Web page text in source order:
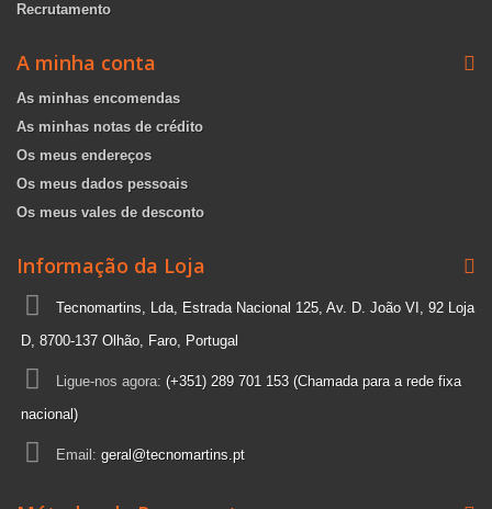
Recrutamento
A minha conta
As minhas encomendas
As minhas notas de crédito
Os meus endereços
Os meus dados pessoais
Os meus vales de desconto
Informação da Loja
Tecnomartins, Lda, Estrada Nacional 125, Av. D. João VI, 92 Loja
D, 8700-137 Olhão, Faro, Portugal
Ligue-nos agora: (+351) 289 701 153 (Chamada para a rede fixa
nacional)
Email: geral@tecnomartins.pt